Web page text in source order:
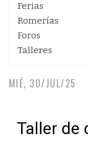
Ferias
Romerías
Foros
Talleres
MIÉ, 30/JUL/25
Taller de